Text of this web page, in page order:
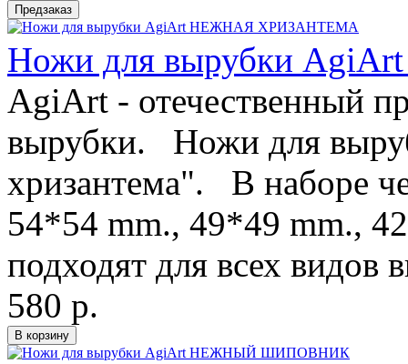
Ножи для вырубки
AgiArt - отечественный
вырубки. Ножи для
хризантема". В наборе
54*54 mm., 49*49 mm.,
подходят для всех
580 р.